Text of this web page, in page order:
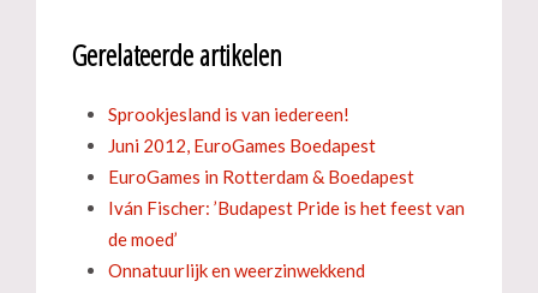
Gerelateerde artikelen
Sprookjesland is van iedereen!
Juni 2012, EuroGames Boedapest
EuroGames in Rotterdam & Boedapest
Iván Fischer: ’Budapest Pride is het feest van
de moed’
Onnatuurlijk en weerzinwekkend